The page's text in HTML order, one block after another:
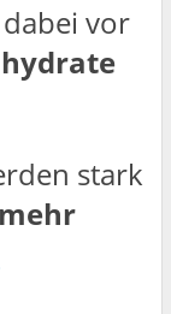
vor
stark
mehr